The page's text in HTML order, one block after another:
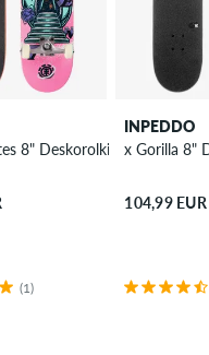
8" Deskorolki Kompletne
(1)
INPEDDO
x Gorilla 8"
104,99 EUR